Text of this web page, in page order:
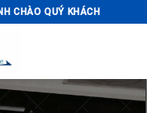
CHÀO QUÝ KHÁCH